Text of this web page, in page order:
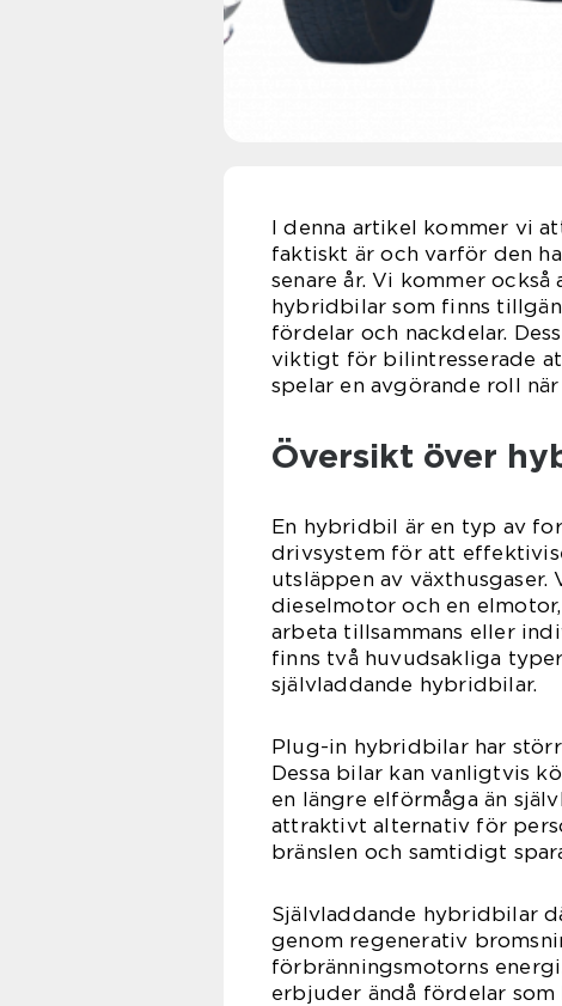
I denna artikel kommer vi
faktiskt är och varför den
senare år. Vi kommer
hybridbilar som finns
fördelar och nackdelar.
viktigt för bilintresserade
spelar en avgörande roll
Översikt över
En hybridbil är en typ av
drivsystem för att
utsläppen av
dieselmotor och en
arbeta tillsammans eller
finns två huvudsakliga
självladdande hybridbilar.
Plug-in hybridbilar har
Dessa bilar kan vanligtvis
en längre elförmåga än
attraktivt alternativ för
bränslen och samtidigt
Självladdande hybridbilar
genom regenerativ
förbränningsmotorns
erbjuder ändå fördelar